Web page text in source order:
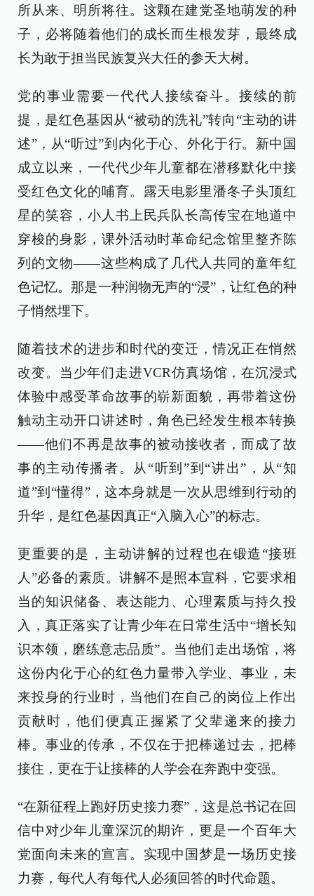
所从来、明所将往。这颗在建党圣地萌发的种
子，必将随着他们的成长而生根发芽，最终成
长为敢于担当民族复兴大任的参天大树。
党的事业需要一代代人接续奋斗。接续的前
提，是红色基因从“被动的洗礼”转向“主动的讲
述”，从“听过”到内化于心、外化于行。新中国
成立以来，一代代少年儿童都在潜移默化中接
受红色文化的哺育。露天电影里潘冬子头顶红
星的笑容，小人书上民兵队长高传宝在地道中
穿梭的身影，课外活动时革命纪念馆里整齐陈
列的文物——这些构成了几代人共同的童年红
色记忆。那是一种润物无声的“浸”，让红色的种
子悄然埋下。
随着技术的进步和时代的变迁，情况正在悄然
改变。当少年们走进VCR仿真场馆，在沉浸式
体验中感受革命故事的崭新面貌，再带着这份
触动主动开口讲述时，角色已经发生根本转换
——他们不再是故事的被动接收者，而成了故
事的主动传播者。从“听到”到“讲出”，从“知
道”到“懂得”，这本身就是一次从思维到行动的
升华，是红色基因真正“入脑入心”的标志。
更重要的是，主动讲解的过程也在锻造“接班
人”必备的素质。讲解不是照本宣科，它要求相
当的知识储备、表达能力、心理素质与持久投
入，真正落实了让青少年在日常生活中“增长知
识本领，磨练意志品质”。当他们走出场馆，将
这份内化于心的红色力量带入学业、事业，未
来投身的行业时，当他们在自己的岗位上作出
贡献时，他们便真正握紧了父辈递来的接力
棒。事业的传承，不仅在于把棒递过去，把棒
接住，更在于让接棒的人学会在奔跑中变强。
“在新征程上跑好历史接力赛”，这是总书记在回
信中对少年儿童深沉的期许，更是一个百年大
党面向未来的宣言。实现中国梦是一场历史接
力赛，每代人有每代人必须回答的时代命题。